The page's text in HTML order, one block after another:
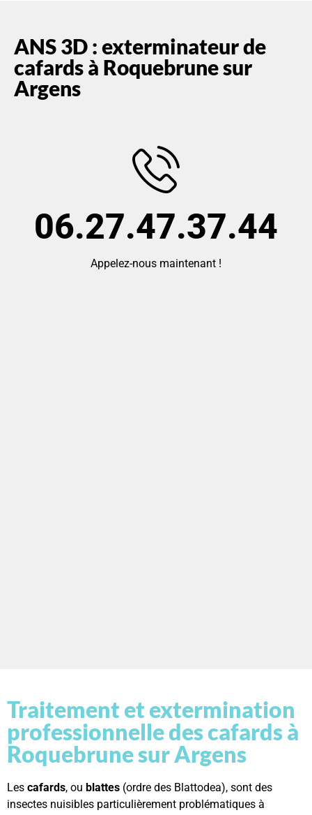
ANS 3D : exterminateur de
cafards à Roquebrune sur
Argens
06.27.47.37.44
Appelez-nous maintenant !
Traitement et extermination
professionnelle des cafards à
Roquebrune sur Argens
Les cafards, ou blattes (ordre des Blattodea), sont des
insectes nuisibles particulièrement problématiques à